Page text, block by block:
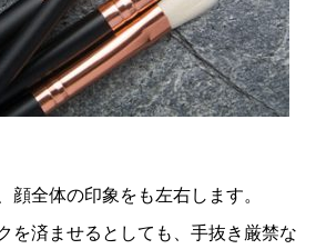
顔全体の印象をも左右します。
を済ませるとしても、手抜き厳禁な